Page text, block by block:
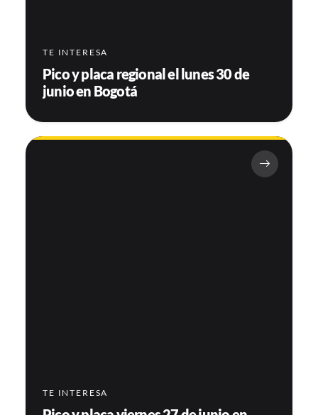
TE INTERESA
Pico y placa regional el lunes 30 de
junio en Bogotá
TE INTERESA